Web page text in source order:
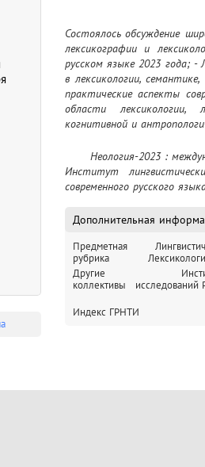
Состоялось обсуждение
лексикографии и
русском языке 2023 года;
в лексикологии,
практические аспекты
области лексикологии,
когнитивной и
Институт
современного русского
Дополнительная
Предметная
рубрика
Другие
коллективы
исследований
Индекс ГРНТИ